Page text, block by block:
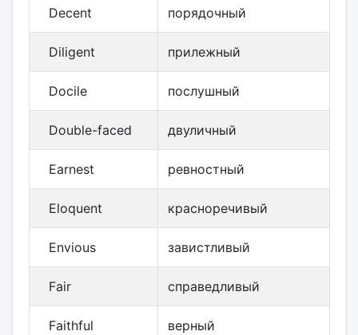
Decent порядочный
Diligent прилежный
Docile послушный
Double-faced двуличный
Earnest ревностный
Eloquent красноречивый
Envious завистливый
Fair справедливый
Faithful верный